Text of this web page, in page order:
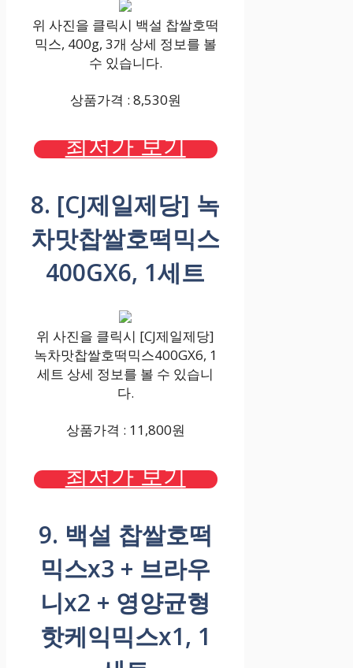
위 사진을 클릭시 백설 찹쌀호떡
믹스, 400g, 3개 상세 정보를 볼
수 있습니다.
상품가격 : 8,530원
최저가 보기
8. [CJ제일제당] 녹
차맛찹쌀호떡믹스
400GX6, 1세트
위 사진을 클릭시 [CJ제일제당]
녹차맛찹쌀호떡믹스400GX6, 1
세트 상세 정보를 볼 수 있습니
다.
상품가격 : 11,800원
최저가 보기
9. 백설 찹쌀호떡
믹스x3 + 브라우
니x2 + 영양균형
핫케익믹스x1, 1